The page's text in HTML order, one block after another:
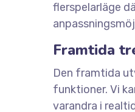
flerspelarläge
Framtida
Den framtida
funktioner. Vi
varandra i